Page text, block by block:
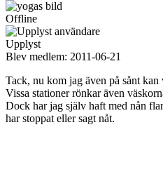
Offline
Upplyst
Blev medlem: 2011-06-21
Tack, nu kom jag även på sånt
Vissa stationer rönkar även
Dock har jag själv haft med nån
har stoppat eller sagt nåt.